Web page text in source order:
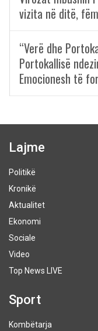
vizita në ditë,
“Verë dhe
Portokallisë
Emocionesh të
Lajme
Politikë
Kronikë
Aktualitet
Ekonomi
Sociale
Video
Top News LIVE
Sport
Kombëtarja